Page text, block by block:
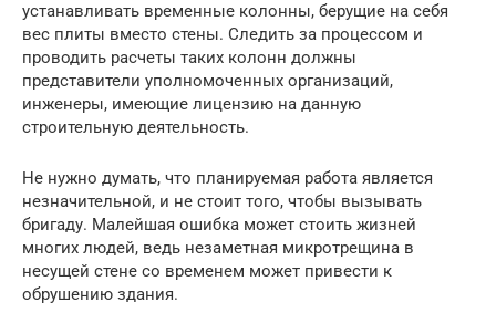
устанавливать временные колонны, берущие на себя
вес плиты вместо стены. Следить за процессом и
проводить расчеты таких колонн должны
представители уполномоченных организаций,
инженеры, имеющие лицензию на данную
строительную деятельность.
Не нужно думать, что планируемая работа является
незначительной, и не стоит того, чтобы вызывать
бригаду. Малейшая ошибка может стоить жизней
многих людей, ведь незаметная микротрещина в
несущей стене со временем может привести к
обрушению здания.